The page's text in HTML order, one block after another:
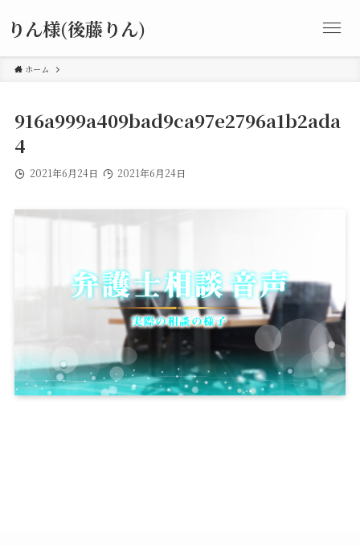
りん様(後藤りん)
ホーム
916a999a409bad9ca97e2796a1b2ada
4
2021年6月24日 2021年6月24日